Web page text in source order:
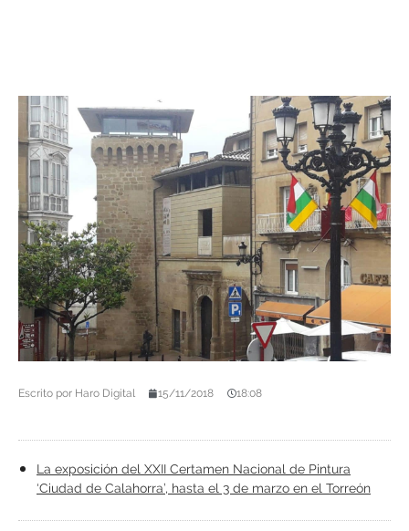
Escrito por Haro Digital 15/11/2018 18:08
La exposición del XXII Certamen Nacional de Pintura
‘Ciudad de Calahorra’, hasta el 3 de marzo en el Torreón